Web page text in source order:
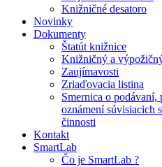
Knižničné desatoro
Novinky
Dokumenty
Štatút knižnice
Knižničný a
Zaujímavosti
Zriaďovacia listina
Smernica o
oznámení súvisiacich
činnosti
Kontakt
SmartLab
Čo je SmartLab ?